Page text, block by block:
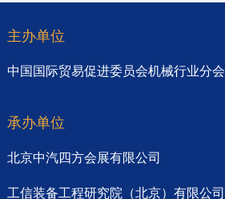
主办单位
中国国际贸易促进委员会机械行业分会
承办单位
北京中汽四方会展有限公司
工信装备工程研究院（北京）有限公司